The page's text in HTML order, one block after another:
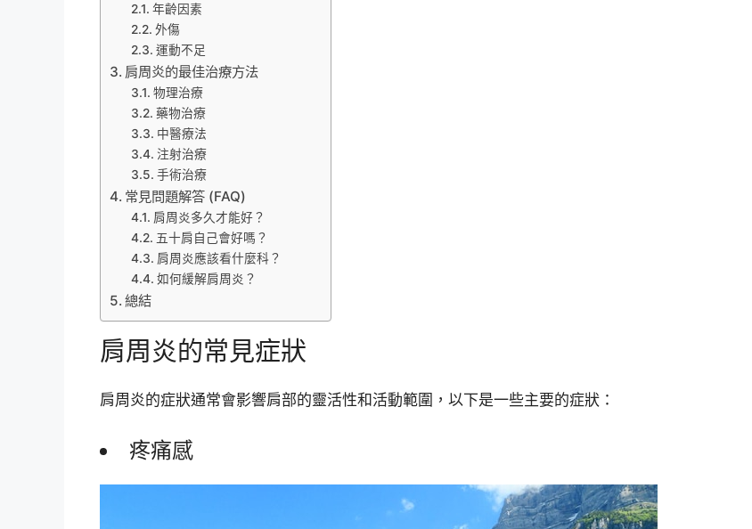
年齡因素
外傷
運動不足
肩周炎的最佳治療方法
物理治療
藥物治療
中醫療法
注射治療
手術治療
常見問題解答 (FAQ)
肩周炎多久才能好？
五十肩自己會好嗎？
肩周炎應該看什麼科？
如何緩解肩周炎？
總結
肩周炎的常見症狀
肩周炎的症狀通常會影響肩部的靈活性和活動範圍，以下是一些主要的症狀：
疼痛感